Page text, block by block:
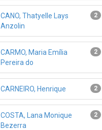
2
CANO, Thatyelle Lays
Anzolin
2
CARMO, Maria Emília
Pereira do
2
CARNEIRO, Henrique
2
COSTA, Lana Monique
Bezerra